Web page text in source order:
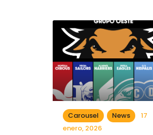
Carousel News
17
enero, 2026